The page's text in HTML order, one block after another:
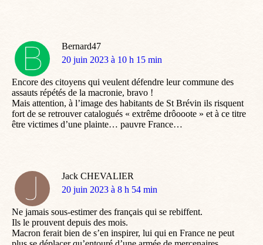
Bernard47
dit
20 juin 2023 à 10 h 15 min
Encore des citoyens qui veulent défendre leur commune des
assauts répétés de la macronie, bravo !
Mais attention, à l’image des habitants de St Brévin ils risquent
fort de se retrouver catalogués « extrême drôooote » et à ce titre
être victimes d’une plainte… pauvre France…
Jack CHEVALIER
dit
20 juin 2023 à 8 h 54 min
Ne jamais sous-estimer des français qui se rebiffent.
Ils le prouvent depuis des mois.
Macron ferait bien de s’en inspirer, lui qui en France ne peut